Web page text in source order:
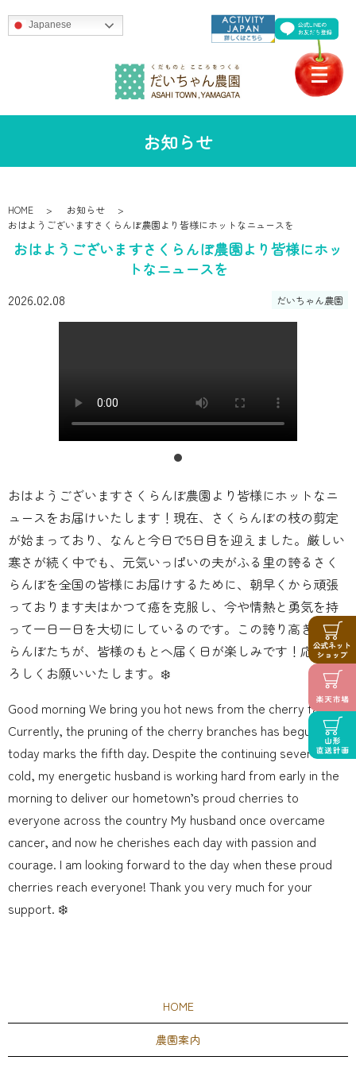
Japanese
お知らせ
HOME
お知らせ
おはようございますさくらんぼ農園より皆様にホットなニュースを
おはようございますさくらんぼ農園より皆様にホッ
トなニュースを
2026.02.08 だいちゃん農園
おはようございますさくらんぼ農園より皆様にホットなニ
ュースをお届けいたします！現在、さくらんぼの枝の剪定
が始まっており、なんと今日で5日目を迎えました。厳しい
寒さが続く中でも、元気いっぱいの夫がふる里の誇るさく
らんぼを全国の皆様にお届けするために、朝早くから頑張
っております夫はかつて癌を克服し、今や情熱と勇気を持
って一日一日を大切にしているのです。この誇り高きさく
らんぼたちが、皆様のもとへ届く日が楽しみです！応援よ
ろしくお願いいたします。❄️
Good morning We bring you hot news from the cherry farm!
Currently, the pruning of the cherry branches has begun, and
today marks the fifth day. Despite the continuing severe
cold, my energetic husband is working hard from early in the
morning to deliver our hometown’s proud cherries to
everyone across the country My husband once overcame
cancer, and now he cherishes each day with passion and
courage. I am looking forward to the day when these proud
cherries reach everyone! Thank you very much for your
support. ❄️
HOME
農園案内